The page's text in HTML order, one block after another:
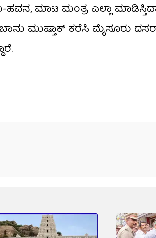
ಮಾಟ ಮಂತ್ರ ಎಲ್ಲಾ
ಮುಷ್ತಾಕ್ ಕರೆಸಿ ಮೈಸೂರು